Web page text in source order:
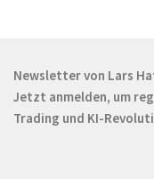
Newsletter von Lars
Jetzt anmelden, um
Trading und KI-